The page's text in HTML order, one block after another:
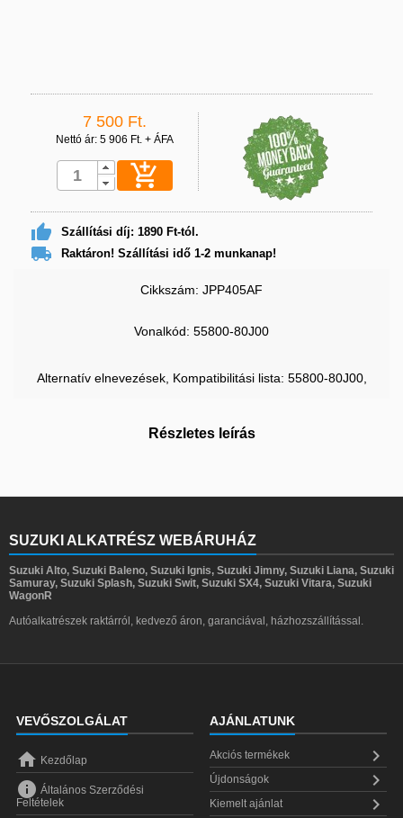
7 500 Ft.
Nettó ár: 5 906 Ft. + ÁFA

 Szállítási díj: 1890 Ft-tól.
 Raktáron! Szállítási idő 1-2 munkanap!
Cikkszám: JPP405AF
Vonalkód: 55800-80J00
Alternatív elnevezések, Kompatibilitási lista: 55800-80J00,
Részletes leírás
SUZUKI ALKATRÉSZ WEBÁRUHÁZ
Suzuki Alto, Suzuki Baleno, Suzuki Ignis, Suzuki Jimny, Suzuki Liana, Suzuki
Samuray, Suzuki Splash, Suzuki Swit, Suzuki SX4, Suzuki Vitara, Suzuki
WagonR
Autóalkatrészek raktárról, kedvező áron, garanciával, házhozszállítással.
VEVŐSZOLGÁLAT
 Kezdőlap
 Általános Szerződési
Feltételek
AJÁNLATUNK
Akciós termékek 
Újdonságok 
Kiemelt ajánlat 